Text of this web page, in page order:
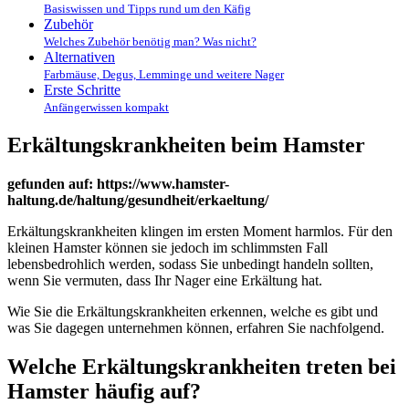
Basiswissen und Tipps rund um den Käfig
Zubehör
Welches Zubehör benötig man? Was nicht?
Alternativen
Farbmäuse, Degus, Lemminge und weitere Nager
Erste Schritte
Anfängerwissen kompakt
Erkältungskrankheiten beim Hamster
gefunden auf: https://www.hamster-
haltung.de/haltung/gesundheit/erkaeltung/
Erkältungskrankheiten klingen im ersten Moment harmlos. Für den
kleinen Hamster können sie jedoch im schlimmsten Fall
lebensbedrohlich werden, sodass Sie unbedingt handeln sollten,
wenn Sie vermuten, dass Ihr Nager eine Erkältung hat.
Wie Sie die Erkältungskrankheiten erkennen, welche es gibt und
was Sie dagegen unternehmen können, erfahren Sie nachfolgend.
Welche Erkältungskrankheiten treten bei
Hamster häufig auf?